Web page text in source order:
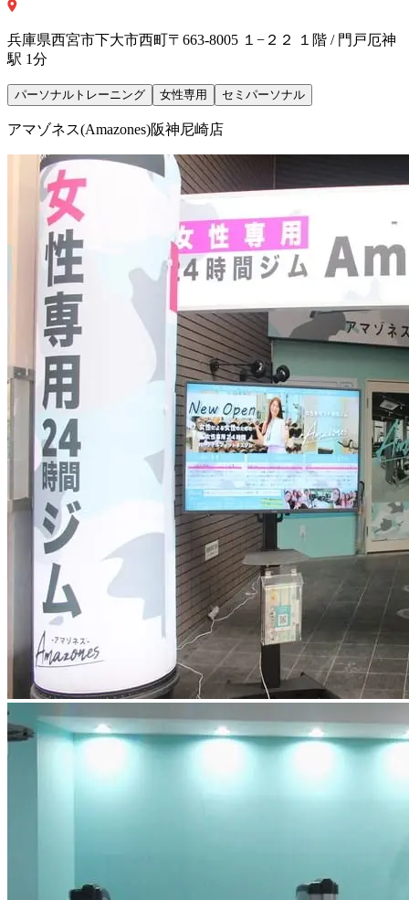
兵庫県西宮市下大市西町〒663-8005 １−２２ １階 / 門戸厄神
駅 1分
パーソナルトレーニング 女性専用 セミパーソナル
アマゾネス(Amazones)阪神尼崎店